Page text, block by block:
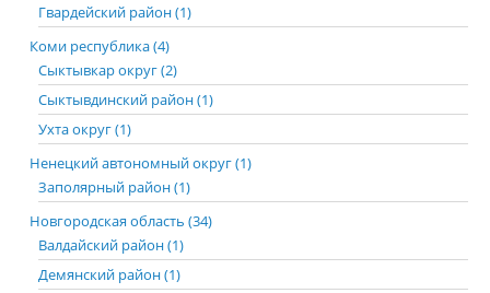
Гвардейский район (1)
Коми республика (4)
Сыктывкар округ (2)
Сыктывдинский район (1)
Ухта округ (1)
Ненецкий автономный округ (1)
Заполярный район (1)
Новгородская область (34)
Валдайский район (1)
Демянский район (1)